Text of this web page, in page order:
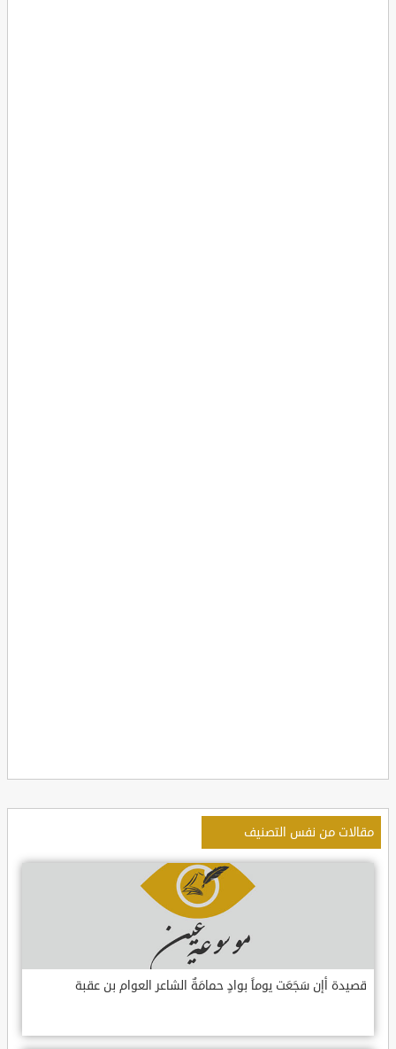
مقالات من نفس التصنيف
قصيدة أإن سَجَعَت يوماً بوادٍ حمامَةٌ الشاعر العوام بن عقبة